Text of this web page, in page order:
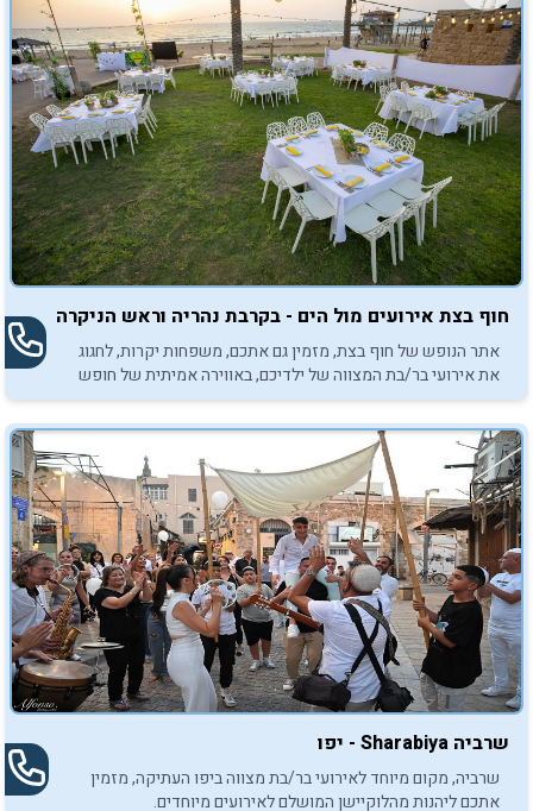
חוף בצת אירועים מול הים - בקרבת נהריה וראש הניקרה
אתר הנופש של חוף בצת, מזמין גם אתכם, משפחות יקרות, לחגוג
את אירועי בר/בת המצווה של ילדיכם, באווירה אמיתית של חופש
על קו המים.
שרביה Sharabiya - יפו
שרביה, מקום מיוחד לאירועי בר/בת מצווה ביפו העתיקה, מזמין
אתכם ליהנות מהלוקיישן המושלם לאירועים מיוחדים.